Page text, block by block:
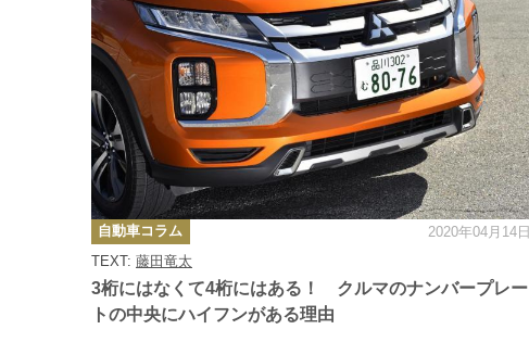
3桁にはなくて4桁にはある！ クルマのナンバープレー
トの中央にハイフンがある理由
TEXT: 藤田竜太
カ
テ
ゴ
リ
ー
自動車コラム 2020年04月14日